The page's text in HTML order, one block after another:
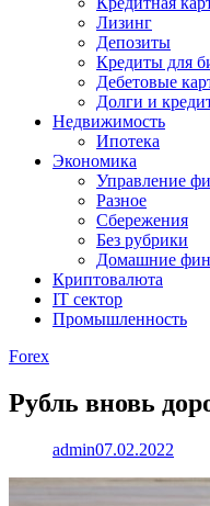
Лизинг
Депозиты
Кредиты для
Дебетовые
Долги и
Недвижимость
Ипотека
Экономика
Управление
Разное
Сбережения
Без рубрики
Домашние
Криптовалюта
IT сектор
Промышленность
Forex
Рубль вновь
admin07.02.2022